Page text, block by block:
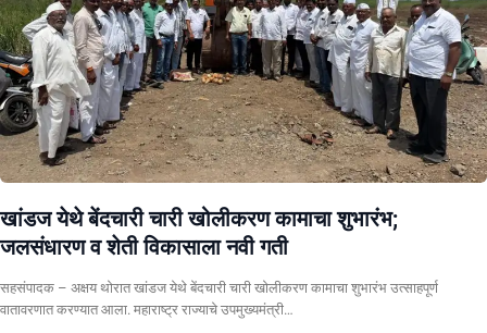
खांडज येथे बेंदचारी चारी खोलीकरण कामाचा शुभारंभ;
जलसंधारण व शेती विकासाला नवी गती
सहसंपादक – अक्षय थोरात खांडज येथे बेंदचारी चारी खोलीकरण कामाचा शुभारंभ उत्साहपूर्ण
वातावरणात करण्यात आला. महाराष्ट्र राज्याचे उपमुख्यमंत्री…